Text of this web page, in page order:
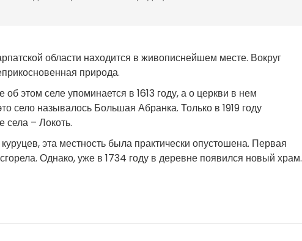
области находится в живописнейшем месте. Вокруг
природа.
этом селе упоминается в 1613 году, а о церкви в нем
село называлось Большая Абранка. Только в 1919 году
села – Локоть.
куруцев, эта местность была практически опустошена. Первая
Однако, уже в 1734 году в деревне появился новый храм.